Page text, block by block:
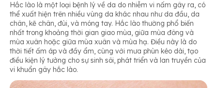
Hắc lào là một loại bệnh lý về da do nhiễm vi nấm gây ra, có
thể xuất hiện trên nhiều vùng da khác nhau như da đầu, da
chân, kẽ chân, đùi, và móng tay. Hắc lào thường phổ biến
nhất trong khoảng thời gian giao mùa, giữa mùa đông và
mùa xuân hoặc giữa mùa xuân và mùa hạ. Điều này là do
thời tiết ấm áp và đầy ẩm, cùng với mưa phùn kéo dài, tạo
điều kiện lý tưởng cho sự sinh sôi, phát triển và lan truyền của
vi khuẩn gây hắc lào.